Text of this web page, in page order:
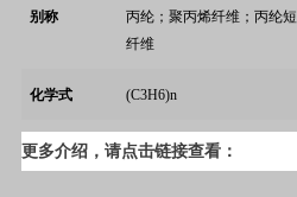
别称
丙纶；聚丙烯纤维；丙纶短
纤维
化学式 (C3H6)n
更多介绍，请点击链接查看：